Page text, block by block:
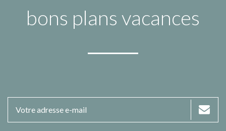
bons plans vacances